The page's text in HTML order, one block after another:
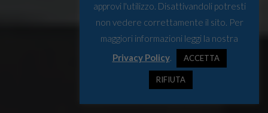
approvi l'utilizzo. Disattivandoli potresti
non vedere correttamente il sito. Per
maggiori informazioni leggi la nostra
Privacy Policy. ACCETTA
RIFIUTA